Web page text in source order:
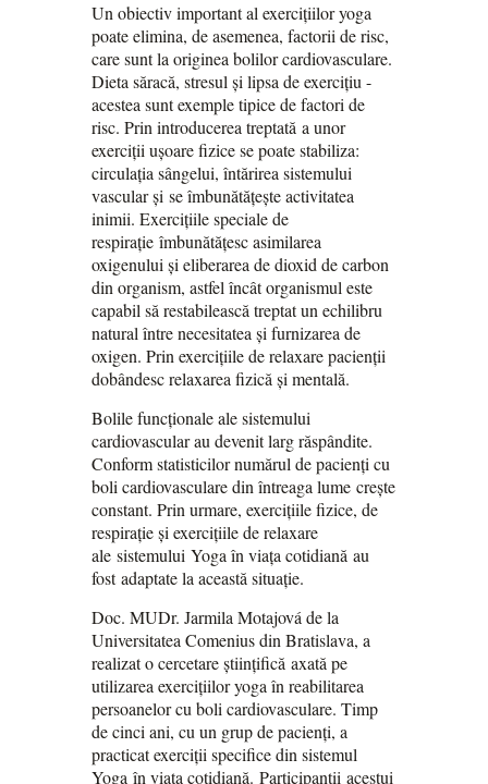
Un obiectiv important al exercițiilor yoga
poate elimina, de asemenea, factorii de risc,
care sunt la originea bolilor cardiovasculare.
Dieta săracă, stresul și lipsa de exercițiu -
acestea sunt exemple tipice de factori de
risc. Prin introducerea treptată a unor
exerciții ușoare fizice se poate stabiliza:
circulația sângelui, întărirea sistemului
vascular și se îmbunătățește activitatea
inimii. Exercițiile speciale de
respirație îmbunătățesc asimilarea
oxigenului și eliberarea de dioxid de carbon
din organism, astfel încât organismul este
capabil să restabilească treptat un echilibru
natural între necesitatea și furnizarea de
oxigen. Prin exercițiile de relaxare pacienții
dobândesc relaxarea fizică și mentală.
Bolile funcționale ale sistemului
cardiovascular au devenit larg răspândite.
Conform statisticilor numărul de pacienți cu
boli cardiovasculare din întreaga lume crește
constant. Prin urmare, exercițiile fizice, de
respirație și exercițiile de relaxare
ale sistemului Yoga în viața cotidiană au
fost adaptate la această situație.
Doc. MUDr. Jarmila Motajová de la
Universitatea Comenius din Bratislava, a
realizat o cercetare științifică axată pe
utilizarea exercițiilor yoga în reabilitarea
persoanelor cu boli cardiovasculare. Timp
de cinci ani, cu un grup de pacienți, a
practicat exerciții specifice din sistemul
Yoga în viața cotidiană. Participanții acestui